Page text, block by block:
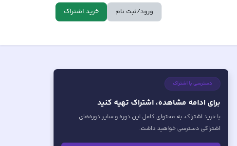
ورود/ثبت نام خرید اشتراک
دسترسی با اشتراک
برای ادامه مشاهده، اشتراک تهیه کنید
با خرید اشتراک، به محتوای کامل این دوره و سایر دوره‌های
اشتراکی دسترسی خواهید داشت.